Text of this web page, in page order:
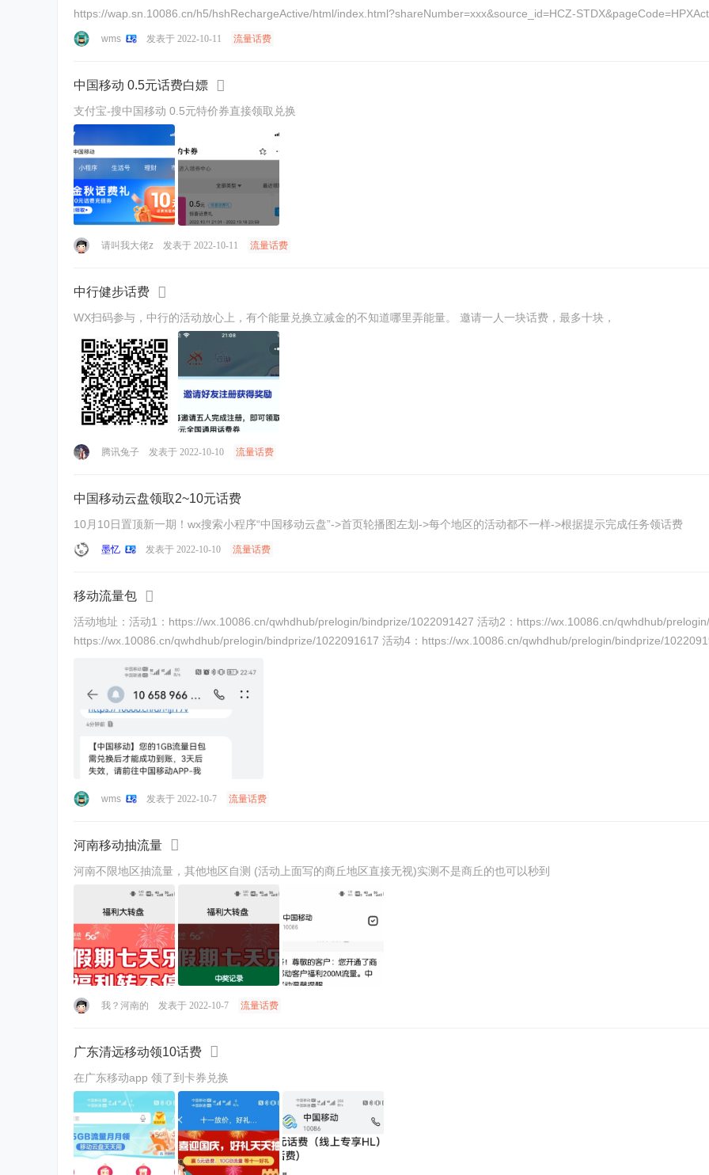
https://wap.sn.10086.cn/h5/hshRechargeActive/html/index.html?shareNumber=xxx&source_id=HCZ-
wms 发表于 2022-10-11 流量话费
中国移动 0.5元话费白嫖
支付宝-搜中国移动 0.5元特价券直接领取兑换
请叫我大佬z 发表于 2022-10-11 流量话费
中行健步话费
WX扫码参与，中行的活动放心上，有个能量兑换立减金的不知道哪里弄能量。 邀请一人一块话费，最多十块，
腾讯兔子 发表于 2022-10-10 流量话费
中国移动云盘领取2~10元话费
10月10日置顶新一期！wx搜索小程序“中国移动云盘”->首页轮播图左划->每个地区的活动都不一样->根据提示完成任务领话费
墨忆 发表于 2022-10-10 流量话费
移动流量包
活动地址：活动1：https://wx.10086.cn/qwhdhub/prelogin/bindprize/1022091427 活动2：https://wx.10086.cn/qwhdhub/
https://wx.10086.cn/qwhdhub/prelogin/bindprize/1022091617 活动4：https://wx.10086.cn/qwhdhub/prelogin/bindprize/
wms 发表于 2022-10-7 流量话费
河南移动抽流量
河南不限地区抽流量，其他地区自测 (活动上面写的商丘地区直接无视)实测不是商丘的也可以秒到
我？河南的 发表于 2022-10-7 流量话费
广东清远移动领10话费
在广东移动app 领了到卡券兑换